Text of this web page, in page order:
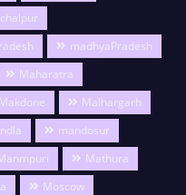
madhyaPradesh
Maharatra
Makdone
Malhargarh
mandosur
Mathura
Moscow